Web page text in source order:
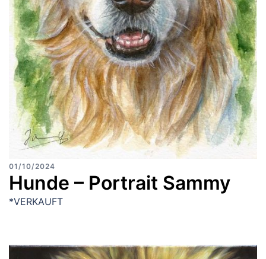
01/10/2024
Hunde – Portrait Sammy
*VERKAUFT